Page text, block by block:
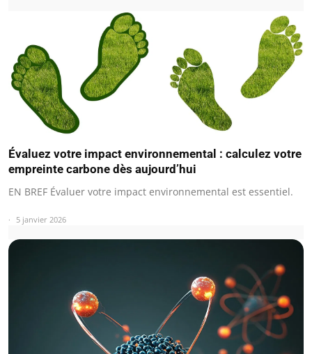
Évaluez votre impact environnemental : calculez votre
empreinte carbone dès aujourd’hui
EN BREF Évaluer votre impact environnemental est essentiel.
5 janvier 2026